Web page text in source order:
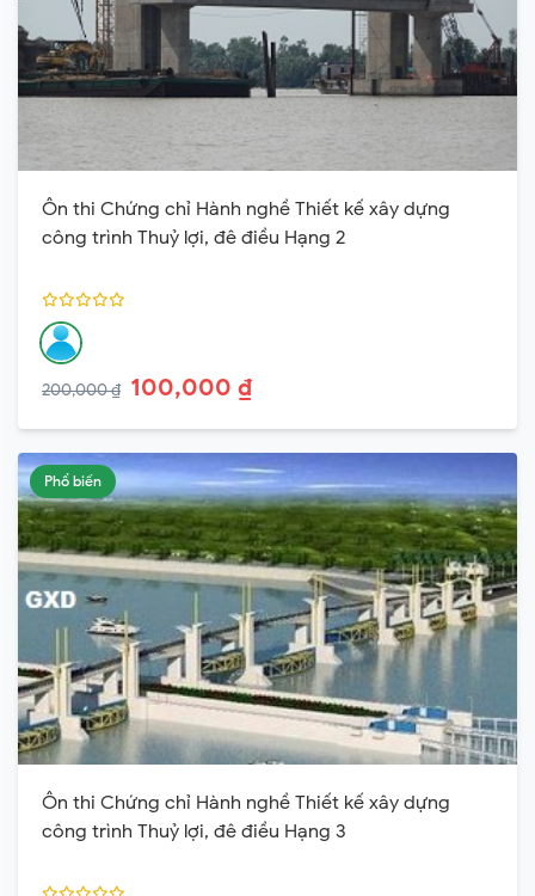
Ôn thi Chứng chỉ Hành nghề Thiết kế xây dựng
công trình Thuỷ lợi, đê điều Hạng 2
200,000 ₫ 100,000 ₫
Phổ biến
Ôn thi Chứng chỉ Hành nghề Thiết kế xây dựng
công trình Thuỷ lợi, đê điều Hạng 3